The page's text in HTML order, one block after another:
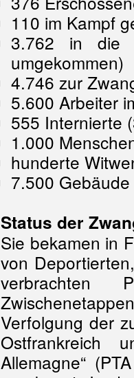
110 im Kampf
3.762 in die
umgekommen)
4.746 zur
5.600 Arbeiter
555 Internierte
1.000
hunderte
7.500
Status der
Sie bekamen in
von
verbrachten
Verfolgung der
Ostfrankreich
Allemagne“